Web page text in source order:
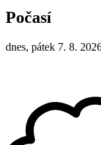
Počasí
dnes, pátek 7. 8.